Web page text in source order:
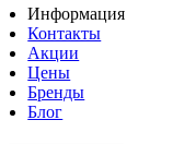
Информация
Контакты
Акции
Цены
Бренды
Блог